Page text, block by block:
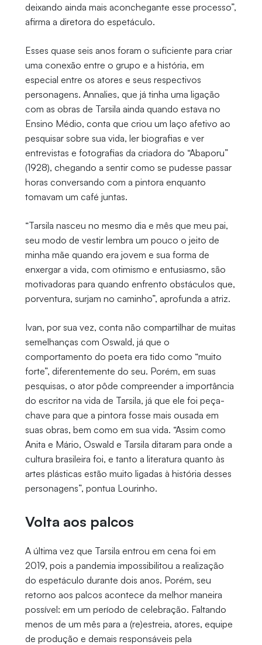
deixando ainda mais aconchegante esse processo”,
afirma a diretora do espetáculo.
Esses quase seis anos foram o suficiente para criar
uma conexão entre o grupo e a história, em
especial entre os atores e seus respectivos
personagens. Annalies, que já tinha uma ligação
com as obras de Tarsila ainda quando estava no
Ensino Médio, conta que criou um laço afetivo ao
pesquisar sobre sua vida, ler biografias e ver
entrevistas e fotografias da criadora do “Abaporu”
(1928), chegando a sentir como se pudesse passar
horas conversando com a pintora enquanto
tomavam um café juntas.
“Tarsila nasceu no mesmo dia e mês que meu pai,
seu modo de vestir lembra um pouco o jeito de
minha mãe quando era jovem e sua forma de
enxergar a vida, com otimismo e entusiasmo, são
motivadoras para quando enfrento obstáculos que,
porventura, surjam no caminho”, aprofunda a atriz.
Ivan, por sua vez, conta não compartilhar de muitas
semelhanças com Oswald, já que o
comportamento do poeta era tido como “muito
forte”, diferentemente do seu. Porém, em suas
pesquisas, o ator pôde compreender a importância
do escritor na vida de Tarsila, já que ele foi peça-
chave para que a pintora fosse mais ousada em
suas obras, bem como em sua vida. “Assim como
Anita e Mário, Oswald e Tarsila ditaram para onde a
cultura brasileira foi, e tanto a literatura quanto às
artes plásticas estão muito ligadas à história desses
personagens”, pontua Lourinho.
Volta aos palcos
A última vez que Tarsila entrou em cena foi em
2019, pois a pandemia impossibilitou a realização
do espetáculo durante dois anos. Porém, seu
retorno aos palcos acontece da melhor maneira
possível: em um período de celebração. Faltando
menos de um mês para a (re)estreia, atores, equipe
de produção e demais responsáveis pela